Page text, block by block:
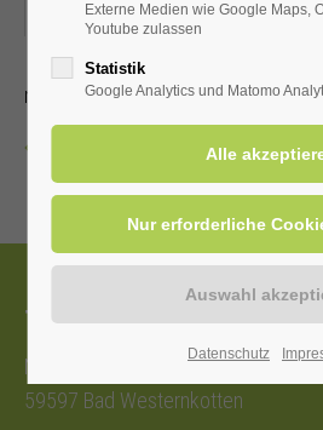
ORT: EINGANG KURPARK
mit dem LTV Aktiv Bad
Tourist-Information
Nordstraße 2b
59597 Bad Westernkotten
Externe Medien wie Google Maps,
Youtube zulassen
Statistik
Google Analytics und Matomo
Datenschutz